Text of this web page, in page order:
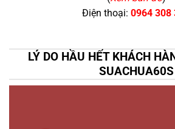
Điện thoại: 0964 308
LÝ DO HẦU HẾT KHÁCH
SUACHUA60S